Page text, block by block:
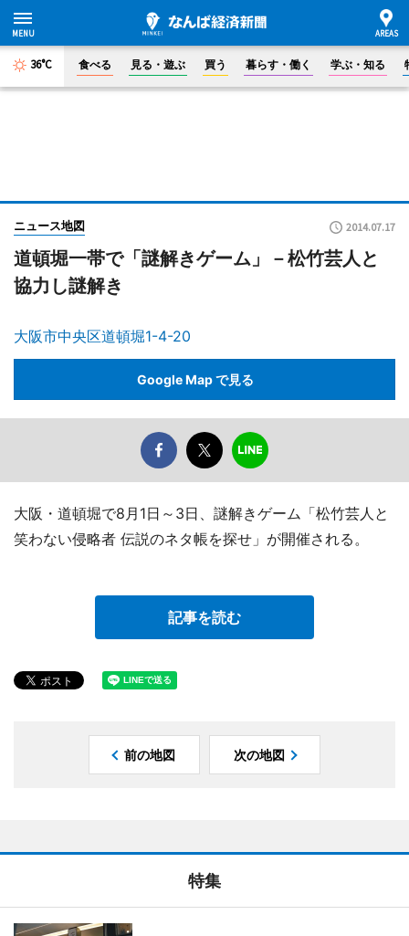
36°C 食べる 見る・遊ぶ 買う 暮らす・働く 学ぶ・知る
ニュース地図 2014.07.17
道頓堀一帯で「謎解きゲーム」－松竹芸人と
協力し謎解き
大阪市中央区道頓堀1-4-20
Google Map で見る
大阪・道頓堀で8月1日～3日、謎解きゲーム「松竹芸人と
笑わない侵略者 伝説のネタ帳を探せ」が開催される。
記事を読む
前の地図 次の地図
特集